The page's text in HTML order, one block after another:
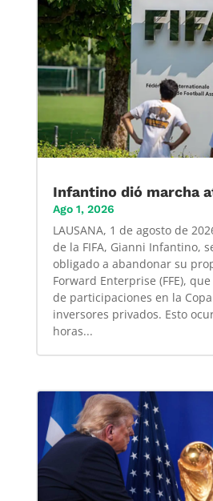
Infantino dió marcha
Ago 1, 2026
LAUSANA, 1 de agosto de
de la FIFA, Gianni Infantino,
obligado a abandonar su
Forward Enterprise (FFE),
de participaciones en la
inversores privados. Esto
horas...